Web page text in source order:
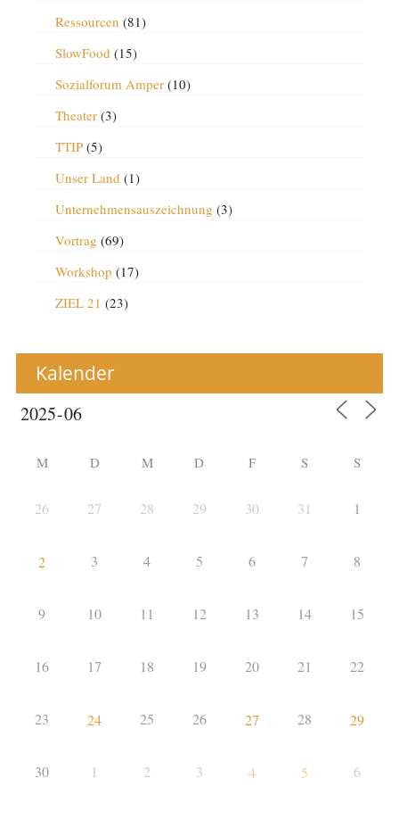
Ressourcen (81)
SlowFood (15)
Sozialforum Amper(10)
Theater(3)
TTIP(5)
Unser Land (1)
Unternehmensauszeichnung (3)
Vortrag (69)
Workshop (17)
ZIEL 21 (23)
Kalender
M D M D F S S
26 27 28 29 30 31 1
2 3 4 5 6 7 8
9 10 11 12 13 14 15
16 17 18 19 20 21 22
23 24 25 26 27 28 29
30 1 2 3 4 5 6